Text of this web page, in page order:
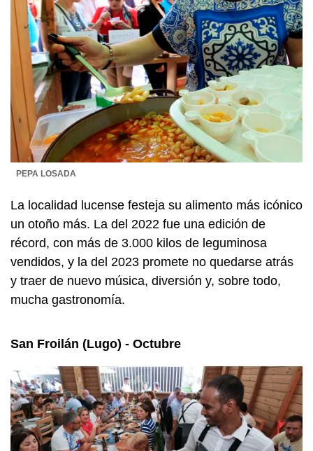
PEPA LOSADA
La localidad lucense festeja su alimento más icónico
un otoño más. La del 2022 fue una edición de
récord, con más de 3.000 kilos de leguminosa
vendidos, y la del 2023 promete no quedarse atrás
y traer de nuevo música, diversión y, sobre todo,
mucha gastronomía.
San Froilán (Lugo) - Octubre